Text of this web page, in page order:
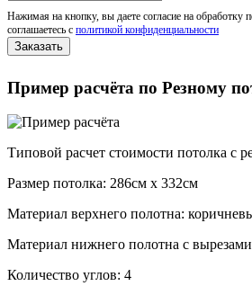
Нажимая на кнопку, вы даете согласие на обработку
соглашаетесь с политикой конфиденциальности
Пример расчёта по Резному
Типовой расчет стоимости потолка с
Размер потолка: 286см x 332см
Материал верхнего полотна:
Материал нижнего полотна с
Количество углов: 4